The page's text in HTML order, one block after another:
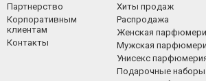
Партнерство
Корпоративным
клиентам
Контакты
Хиты продаж
Распродажа
Женская
Мужская
Унисекс
Подарочные наборы